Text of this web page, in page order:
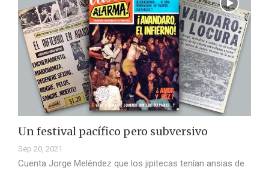
Un festival pacífico pero subversivo
Sep 20, 2021
Cuenta Jorge Meléndez que los jipitecas tenían ansias de